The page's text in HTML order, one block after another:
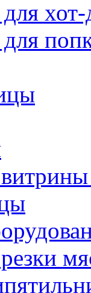
хот-